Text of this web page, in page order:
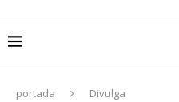
portada Divulga